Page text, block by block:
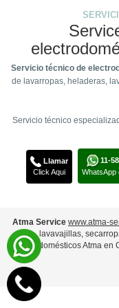
Servicio técnico de
de lavarropas, heladeras,
Servicio técnico
Llamar
Click Aqui
11-
WhatsApp
Atma Service www.atma-
lavavajillas,
electrodomésticos Atma en